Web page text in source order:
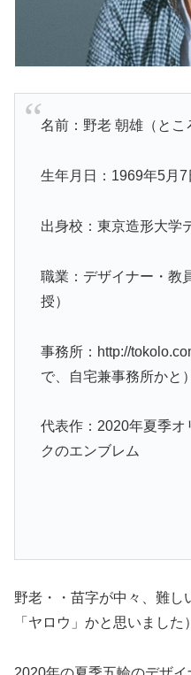
名前：野老 朝雄（とこ
生年月日：1969年5月7
出身校：東京造形大学
職業：デザイナー・教
授）
事務所：http://
で、自宅兼事務所かと）
代表作：2020年夏季オ
クのエンブレム
野老・・苗字が中々、難し
「ヤロウ」かと思いました）